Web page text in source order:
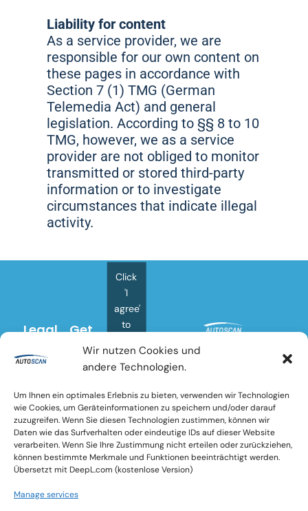
Wir nutzen Cookies und
andere Technologien.
Um Ihnen ein optimales Erlebnis zu bieten, verwenden wir Technologien
wie Cookies, um Geräteinformationen zu speichern und/oder darauf
zuzugreifen. Wenn Sie diesen Technologien zustimmen, können wir
Daten wie das Surfverhalten oder eindeutige IDs auf dieser Website
verarbeiten. Wenn Sie Ihre Zustimmung nicht erteilen oder zurückziehen,
können bestimmte Merkmale und Funktionen beeinträchtigt werden.
Übersetzt mit DeepL.com (kostenlose Version)
Manage services
Liability for content
As a service provider, we are
responsible for our own content on
these pages in accordance with
Section 7 (1) TMG (German
Telemedia Act) and general
legislation. According to §§ 8 to 10
TMG, however, we as a service
provider are not obliged to monitor
transmitted or stored third-party
information or to investigate
circumstances that indicate illegal
activity.
THE FUTURE OF DAMAGE
Autoscan sets new
standards in the detection of
vehicle surface damage and
offers maximum precision
and efficiency
L T
Legal
Documents
Imprint
Policy
Cookie
Policy
(EU)
Get
Touch
E-Mail:
scan.eu
Telephone
number:
+49
(0)2404
Marcel
Click
'I
agree'
to
Google
maps
Richtlinien
I
agree